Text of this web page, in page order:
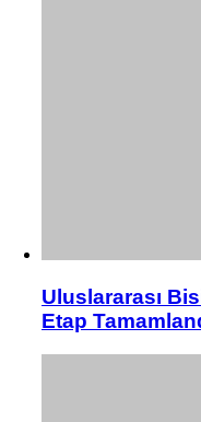
Uluslararası
Etap